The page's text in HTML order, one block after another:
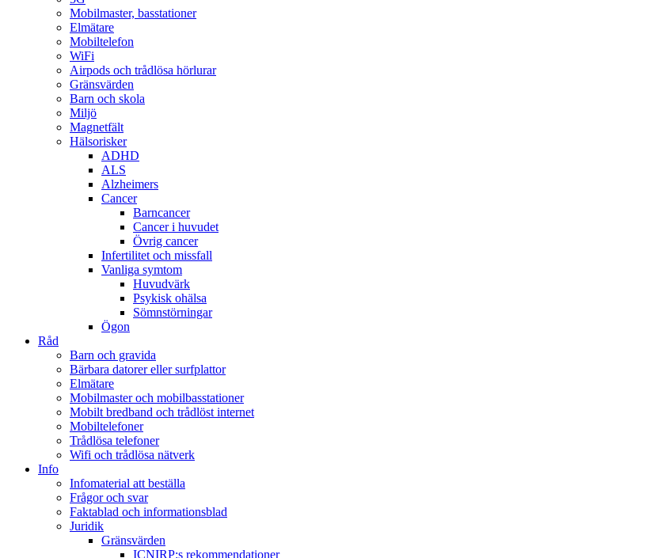
Mobilmaster, basstationer
Elmätare
Mobiltelefon
WiFi
Airpods och trådlösa hörlurar
Gränsvärden
Barn och skola
Miljö
Magnetfält
Hälsorisker
ADHD
ALS
Alzheimers
Cancer
Barncancer
Cancer i huvudet
Övrig cancer
Infertilitet och missfall
Vanliga symtom
Huvudvärk
Psykisk ohälsa
Sömnstörningar
Ögon
Råd
Barn och gravida
Bärbara datorer eller surfplattor
Elmätare
Mobilmaster och mobilbasstationer
Mobilt bredband och trådlöst internet
Mobiltelefoner
Trådlösa telefoner
Wifi och trådlösa nätverk
Info
Infomaterial att beställa
Frågor och svar
Faktablad och informationsblad
Juridik
Gränsvärden
ICNIRP:s rekommendationer